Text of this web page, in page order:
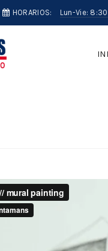
HORARIOS: Lun-Vie: